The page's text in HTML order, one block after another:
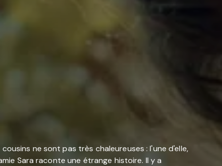
ne sont pas très chaleureuses : l'une d'elle,
Sara raconte une étrange histoire. Il y a